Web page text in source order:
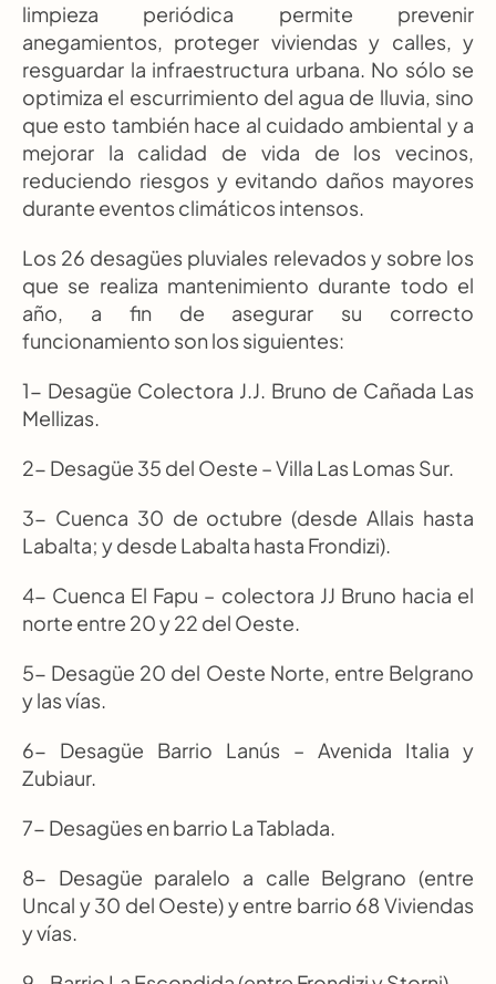
limpieza periódica permite prevenir
anegamientos, proteger viviendas y calles, y
resguardar la infraestructura urbana. No sólo se
optimiza el escurrimiento del agua de lluvia, sino
que esto también hace al cuidado ambiental y a
mejorar la calidad de vida de los vecinos,
reduciendo riesgos y evitando daños mayores
durante eventos climáticos intensos.
Los 26 desagües pluviales relevados y sobre los
que se realiza mantenimiento durante todo el
año, a fin de asegurar su correcto
funcionamiento son los siguientes:
1- Desagüe Colectora J.J. Bruno de Cañada Las
Mellizas.
2- Desagüe 35 del Oeste – Villa Las Lomas Sur.
3- Cuenca 30 de octubre (desde Allais hasta
Labalta; y desde Labalta hasta Frondizi).
4- Cuenca El Fapu – colectora JJ Bruno hacia el
norte entre 20 y 22 del Oeste.
5- Desagüe 20 del Oeste Norte, entre Belgrano
y las vías.
6- Desagüe Barrio Lanús – Avenida Italia y
Zubiaur.
7- Desagües en barrio La Tablada.
8- Desagüe paralelo a calle Belgrano (entre
Uncal y 30 del Oeste) y entre barrio 68 Viviendas
y vías.